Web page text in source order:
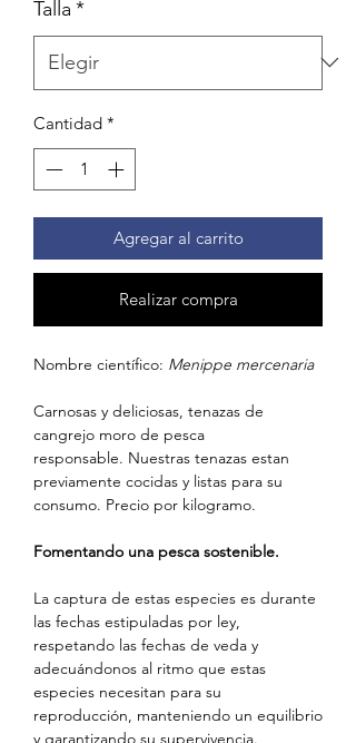
1
Kilogramos
Talla *
Cantidad *
Agregar al carrito
Realizar compra
Nombre científico: Menippe mercenaria
Carnosas y deliciosas, tenazas de
cangrejo moro de pesca
responsable. Nuestras tenazas estan
previamente cocidas y listas para su
consumo. Precio por kilogramo.
Fomentando una pesca sostenible.
La captura de estas especies es durante
las fechas estipuladas por ley,
respetando las fechas de veda y
adecuándonos al ritmo que estas
especies necesitan para su
reproducción, manteniendo un equilibrio
y garantizando su supervivencia.